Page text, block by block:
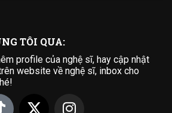
TÔI QUA:
profile của nghệ sĩ, hay cập nhật
website về nghệ sĩ, inbox cho